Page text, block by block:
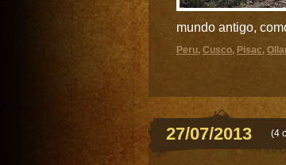
mundo antigo,
Peru, Cusco, Pisac,
27/07/2013 (4